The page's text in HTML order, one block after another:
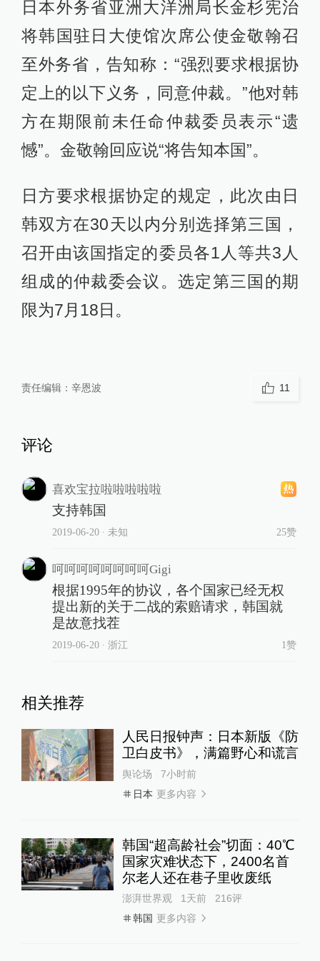
日本外务省亚洲大洋洲局长金杉宪治
将韩国驻日大使馆次席公使金敬翰召
至外务省，告知称：“强烈要求根据协
定上的以下义务，同意仲裁。”他对韩
方在期限前未任命仲裁委员表示“遗
憾”。金敬翰回应说“将告知本国”。
日方要求根据协定的规定，此次由日
韩双方在30天以内分别选择第三国，
召开由该国指定的委员各1人等共3人
组成的仲裁委会议。选定第三国的期
限为7月18日。
责任编辑： 辛恩波 11
评论
喜欢宝拉啦啦啦啦啦
支持韩国
2019-06-20∙ 未知 25赞
呵呵呵呵呵呵呵呵Gigi
根据1995年的协议，各个国家已经无权
提出新的关于二战的索赔请求，韩国就
是故意找茬
2019-06-20∙ 浙江 1赞
相关推荐
人民日报钟声：日本新版《防
卫白皮书》，满篇野心和谎言
舆论场
7小时前
日本 更多内容
韩国“超高龄社会”切面：40℃
国家灾难状态下，2400名首
尔老人还在巷子里收废纸
澎湃世界观 1天前 216评
韩国 更多内容